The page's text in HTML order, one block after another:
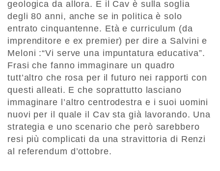
geologica da allora. E il Cav è sulla soglia
degli 80 anni, anche se in politica è solo
entrato cinquantenne. Età e curriculum (da
imprenditore e ex premier) per dire a Salvini e
Meloni :“Vi serve una impuntatura educativa”.
Frasi che fanno immaginare un quadro
tutt’altro che rosa per il futuro nei rapporti con
questi alleati. E che soprattutto lasciano
immaginare l’altro centrodestra e i suoi uomini
nuovi per il quale il Cav sta già lavorando. Una
strategia e uno scenario che però sarebbero
resi più complicati da una stravittoria di Renzi
al referendum d’ottobre.